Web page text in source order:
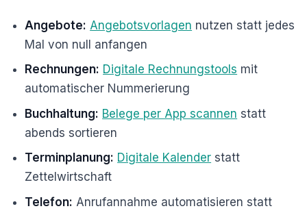
Angebote: Angebotsvorlagen nutzen statt jedes
Mal von null anfangen
Rechnungen: Digitale Rechnungstools mit
automatischer Nummerierung
Buchhaltung: Belege per App scannen statt
abends sortieren
Terminplanung: Digitale Kalender statt
Zettelwirtschaft
Telefon: Anrufannahme automatisieren statt